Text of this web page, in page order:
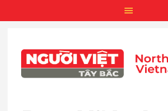
main
content
primary
sidebar
footer